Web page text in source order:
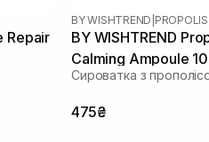
Repair
BY WISHTREND
BY WISHTREND
Calming Ampoule
Сироватка з
475₴